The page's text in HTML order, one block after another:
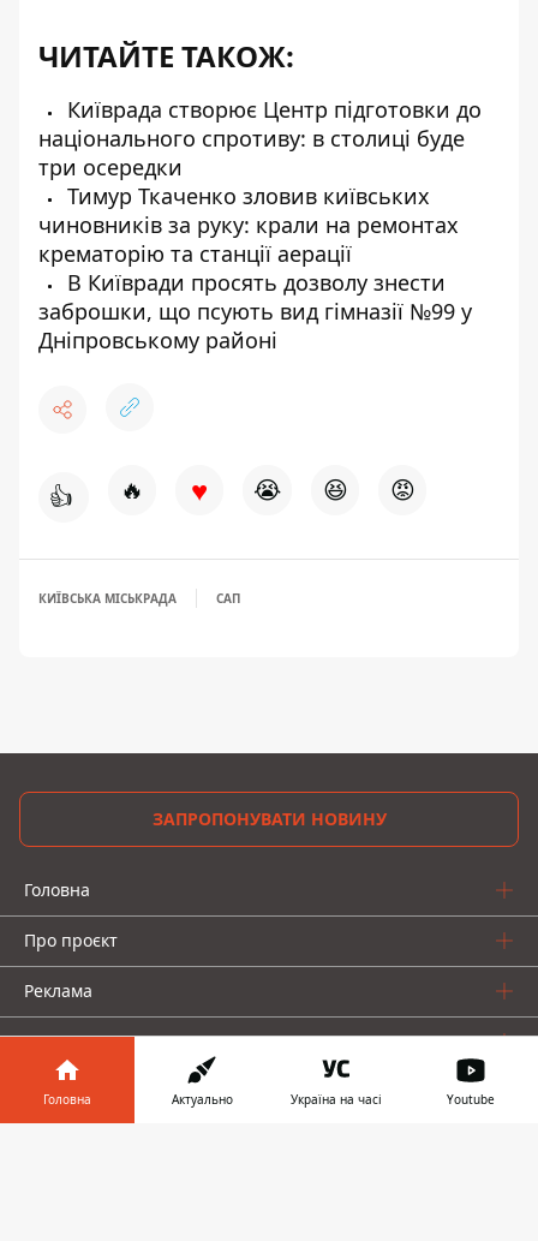
ЧИТАЙТЕ ТАКОЖ:
Київрада створює Центр підготовки до
національного спротиву: в столиці буде
три осередки
Тимур Ткаченко зловив київських
чиновників за руку: крали на ремонтах
крематорію та станції аерації
В Київради просять дозволу знести
заброшки, що псують вид гімназії №99 у
Дніпровському районі
👍 🔥 ♥ 😭 😆 😡
КИЇВСЬКА МІСЬКРАДА САП
ЗАПРОПОНУВАТИ НОВИНУ
Головна
Про проєкт
Реклама
Про нас
Головна Актуально Україна на часі Youtube